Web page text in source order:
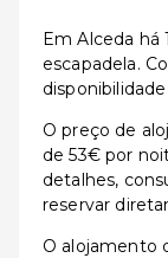
Em Alceda há
escapadela.
O preço de
de 53€ por
detalhes,
reservar
O alojamento